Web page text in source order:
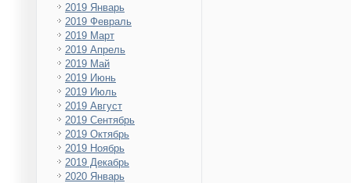
2019 Январь
2019 Февраль
2019 Март
2019 Апрель
2019 Май
2019 Июнь
2019 Июль
2019 Август
2019 Сентябрь
2019 Октябрь
2019 Ноябрь
2019 Декабрь
2020 Январь